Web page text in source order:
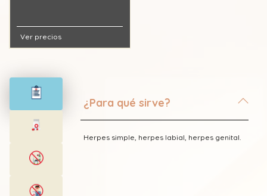
Ver precios
¿Para qué sirve?
Herpes simple, herpes labial, herpes genital.